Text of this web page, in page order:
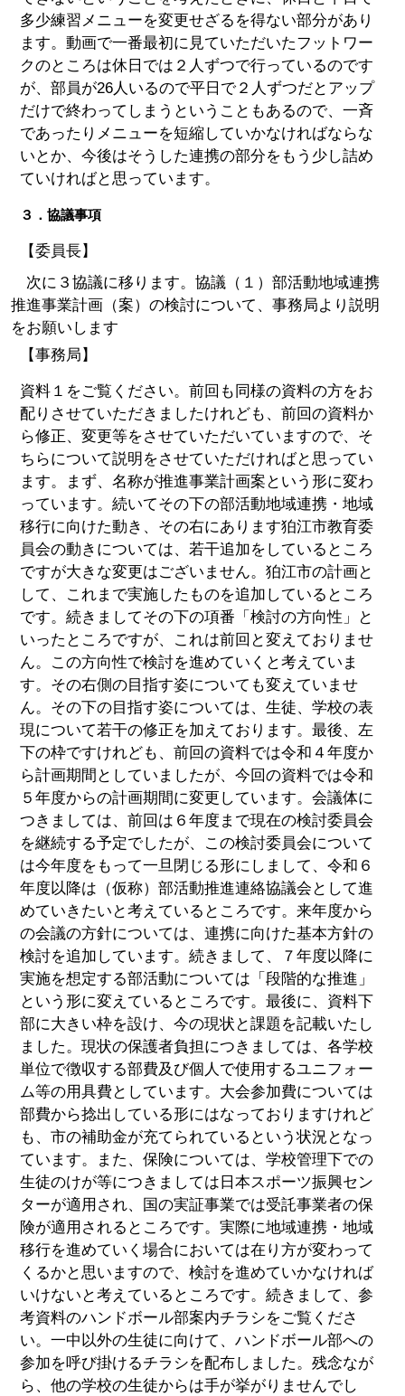
多少練習メニューを変更せざるを得ない部分があり
ます。動画で一番最初に見ていただいたフットワー
クのところは休日では２人ずつで行っているのです
が、部員が26人いるので平日で２人ずつだとアップ
だけで終わってしまうということもあるので、一斉
であったりメニューを短縮していかなければならな
いとか、今後はそうした連携の部分をもう少し詰め
ていければと思っています。
３．協議事項
【委員長】
次に３協議に移ります。協議（１）部活動地域連携
推進事業計画（案）の検討について、事務局より説明
をお願いします
【事務局】
資料１をご覧ください。前回も同様の資料の方をお
配りさせていただきましたけれども、前回の資料か
ら修正、変更等をさせていただいていますので、そ
ちらについて説明をさせていただければと思ってい
ます。まず、名称が推進事業計画案という形に変わ
っています。続いてその下の部活動地域連携・地域
移行に向けた動き、その右にあります狛江市教育委
員会の動きについては、若干追加をしているところ
ですが大きな変更はございません。狛江市の計画と
して、これまで実施したものを追加しているところ
です。続きましてその下の項番「検討の方向性」と
いったところですが、これは前回と変えておりませ
ん。この方向性で検討を進めていくと考えていま
す。その右側の目指す姿についても変えていませ
ん。その下の目指す姿については、生徒、学校の表
現について若干の修正を加えております。最後、左
下の枠ですけれども、前回の資料では令和４年度か
ら計画期間としていましたが、今回の資料では令和
５年度からの計画期間に変更しています。会議体に
つきましては、前回は６年度まで現在の検討委員会
を継続する予定でしたが、この検討委員会について
は今年度をもって一旦閉じる形にしまして、令和６
年度以降は（仮称）部活動推進連絡協議会として進
めていきたいと考えているところです。来年度から
の会議の方針については、連携に向けた基本方針の
検討を追加しています。続きまして、７年度以降に
実施を想定する部活動については「段階的な推進」
という形に変えているところです。最後に、資料下
部に大きい枠を設け、今の現状と課題を記載いたし
ました。現状の保護者負担につきましては、各学校
単位で徴収する部費及び個人で使用するユニフォー
ム等の用具費としています。大会参加費については
部費から捻出している形にはなっておりますけれど
も、市の補助金が充てられているという状況となっ
ています。また、保険については、学校管理下での
生徒のけが等につきましては日本スポーツ振興セン
ターが適用され、国の実証事業では受託事業者の保
険が適用されるところです。実際に地域連携・地域
移行を進めていく場合においては在り方が変わって
くるかと思いますので、検討を進めていかなければ
いけないと考えているところです。続きまして、参
考資料のハンドボール部案内チラシをご覧くださ
い。一中以外の生徒に向けて、ハンドボール部への
参加を呼び掛けるチラシを配布しました。残念なが
ら、他の学校の生徒からは手が挙がりませんでし